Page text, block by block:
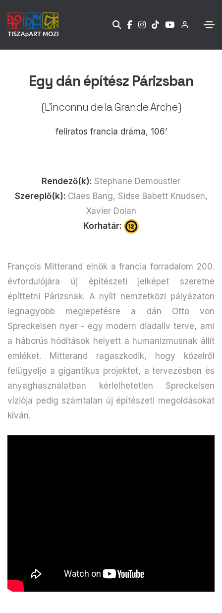
Egy dán építész Párizsban
(L’inconnu de la Grande Arche)
feliratos francia dráma, 106’
Rendező(k): Stephane Demoustier
Szereplő(k): Claes Bang, Sidse Babett Knudsen,
Xavier Dolan
Korhatár:
François Mitterand elnök a francia forradalom 200.
évfordulójára új építészeti jelképet szeretne
építtetni Párizsnak. A nyílt nemzetközi pályázaton
legnagyobb meglepetésre a dán Otto von
Spreckelsen nyer - egy modern diadalív terve, ami
a háborús hódítások helyett a humanizmusnak állít
emléket. Mitterand ragaszkodik, hogy közelről
felügyelje a gigantikus projektet, a tervezésben és
anyaghasználatban kérlelhetetlen Spreckelsen
víziója pedig számtalan új építészeti megoldásokat
kíván.